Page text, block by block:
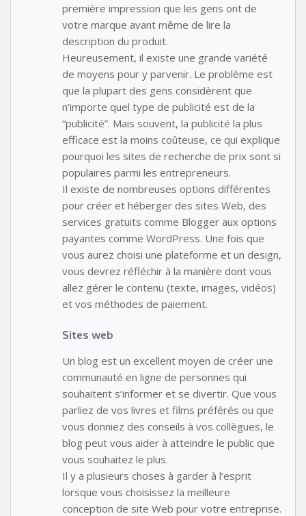
première impression que les gens ont de
votre marque avant même de lire la
description du produit.
Heureusement, il existe une grande variété
de moyens pour y parvenir. Le problème est
que la plupart des gens considèrent que
n’importe quel type de publicité est de la
“publicité”. Mais souvent, la publicité la plus
efficace est la moins coûteuse, ce qui explique
pourquoi les sites de recherche de prix sont si
populaires parmi les entrepreneurs.
Il existe de nombreuses options différentes
pour créer et héberger des sites Web, des
services gratuits comme Blogger aux options
payantes comme WordPress. Une fois que
vous aurez choisi une plateforme et un design,
vous devrez réfléchir à la manière dont vous
allez gérer le contenu (texte, images, vidéos)
et vos méthodes de paiement.
Sites web
Un blog est un excellent moyen de créer une
communauté en ligne de personnes qui
souhaitent s’informer et se divertir. Que vous
parliez de vos livres et films préférés ou que
vous donniez des conseils à vos collègues, le
blog peut vous aider à atteindre le public que
vous souhaitez le plus.
Il y a plusieurs choses à garder à l’esprit
lorsque vous choisissez la meilleure
conception de site Web pour votre entreprise.